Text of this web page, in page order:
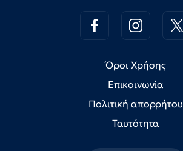
Όροι Χρήσης
Επικοινωνία
Πολιτική απορρήτου
Ταυτότητα